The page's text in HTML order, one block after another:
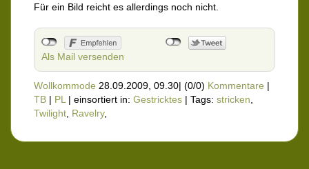
Für ein Bild reicht es allerdings noch nicht.
Als Mail versenden
Wollkommode 28.09.2009, 09.30| (0/0) Kommentare |
TB | PL | einsortiert in: Gestricktes | Tags: stricken
Twilight Ravelry,